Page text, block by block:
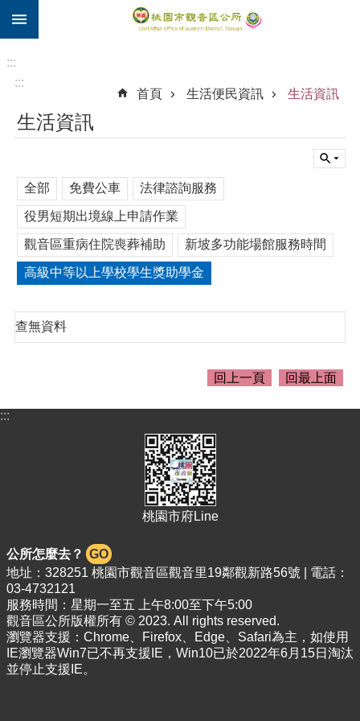
跳到主要內容區塊
市
民
進
階
搜
尋
觀
音
區
訊
資
訊
機
關
通
訊
錄
:::
:::
首頁
生活便民資訊 生活資訊
生活資訊
全部 免費公車 法律諮詢服務
役男短期出境線上申請作業
觀音區重病住院喪葬補助 新坡多功能場館服務時間
高級中等以上學校學生獎助學金
查無資料
回上一頁 回最上面
:::
桃園市府Line
公所怎麼去？ GO
地址：328251 桃園市觀音區觀音里19鄰觀新路56號 | 電話：
03-4732121
服務時間：星期一至五 上午8:00至下午5:00
觀音區公所版權所有 © 2023. All rights reserved.
瀏覽器支援：Chrome、Firefox、Edge、Safari為主，如使用
IE瀏覽器Win7已不再支援IE，Win10已於2022年6月15日淘汰
並停止支援IE。